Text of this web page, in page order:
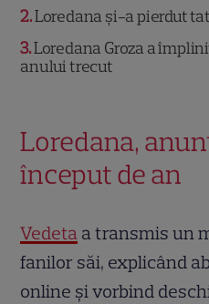
2 Loredana și-a pierdut
3 Loredana Groza a
anului trecut
Loredana,
început de an
Vedeta a transmis un
fanilor săi, explicând
online și vorbind